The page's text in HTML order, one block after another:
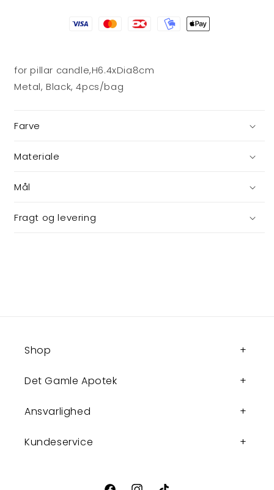
for pillar candle,H6.4xDia8cm
Metal, Black, 4pcs/bag
Farve
Materiale
Mål
Fragt og levering
Shop
Det Gamle Apotek
Ansvarlighed
Kundeservice